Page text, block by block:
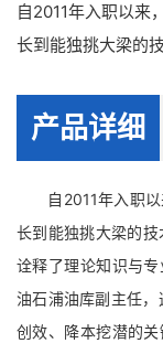
自2011年入职以来
长到能独挑大梁的
产品详细
自2011年入职以
长到能独挑大梁的
诠释了理论知识与
油石浦油库副主任
创效、降本挖潜的